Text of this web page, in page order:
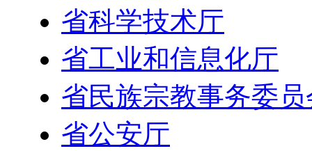
省科学技术厅
省工业和信息化厅
省民族宗教事务委员
省公安厅